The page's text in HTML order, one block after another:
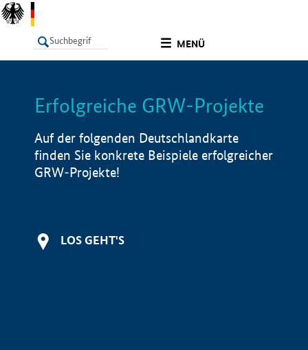
MENÜ
LISTE Info
Erfolgreiche GRW-Projekte
Auf der folgenden Deutschlandkarte
finden Sie konkrete Beispiele erfolgreicher
GRW-Projekte!
LOS GEHT'S